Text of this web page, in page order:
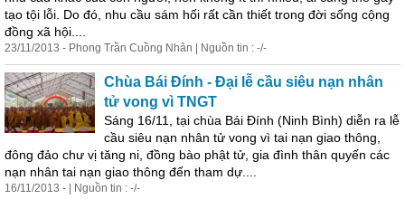
tạo tội lỗi. Do đó, nhu cầu sám hối rất cần thiết trong đời sống cộng
đồng xã hội....
23/11/2013 - Phong Trần Cuồng Nhân | Nguồn tin : -/-
Chùa Bái Đính - Đại lễ cầu siêu nạn nhân
tử vong vì TNGT
Sáng 16/11, tại chùa Bái Đính (Ninh Bình) diễn ra lễ
cầu siêu nạn nhân tử vong vì tai nạn giao thông,
đông đảo chư vị tăng ni, đồng bào phật tử, gia đình thân quyến các
nạn nhân tai nạn giao thông đến tham dự....
16/11/2013 - | Nguồn tin : -/-